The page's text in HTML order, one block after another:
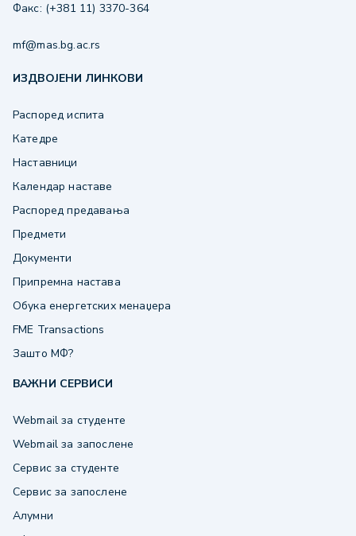
Факс: (+381 11) 3370-364
mf@mas.bg.ac.rs
ИЗДВОЈЕНИ ЛИНКОВИ
Распоред испита
Катедре
Наставници
Календар наставе
Распоред предавања
Предмети
Документи
Припремна настава
Обука енергетских менаџера
FME Transactions
Зашто МФ?
ВАЖНИ СЕРВИСИ
Webmail за студенте
Webmail за запослене
Сервис за студенте
Сервис за запослене
Алумни